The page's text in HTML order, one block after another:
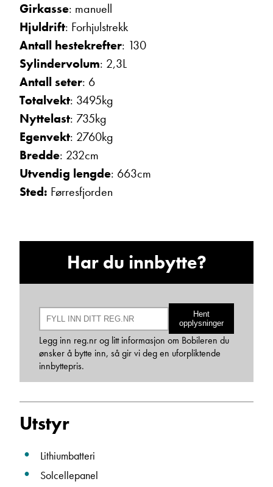
Hans Jacob Sausjord
Selger
Serviceleder/kundemottak
May-Liz Bringedal
Girkasse: manuell
Hjuldrift: Forhjulstrekk
Antall hestekrefter: 130
Sylindervolum: 2,3L
Antall seter: 6
Totalvekt: 3495kg
Nyttelast: 735kg
Egenvekt: 2760kg
Bredde: 232cm
Utvendig lengde: 663cm
Sted: Førresfjorden
Har du innbytte?
Hent
opplysninger
Legg inn reg.nr og litt informasjon om Bobileren du
ønsker å bytte inn, så gir vi deg en uforpliktende
innbyttepris.
Utstyr
Lithiumbatteri
Solcellepanel